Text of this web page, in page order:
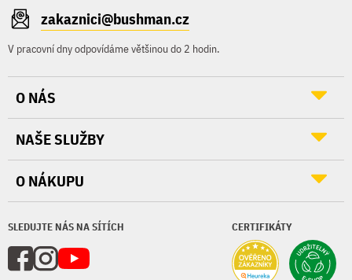
zakaznici@bushman.cz
V pracovní dny odpovídáme většinou do 2 hodin.
SLEDUJTE NÁS NA SÍTÍCH CERTIFIKÁTY
O NÁS
NAŠE SLUŽBY
O NÁKUPU